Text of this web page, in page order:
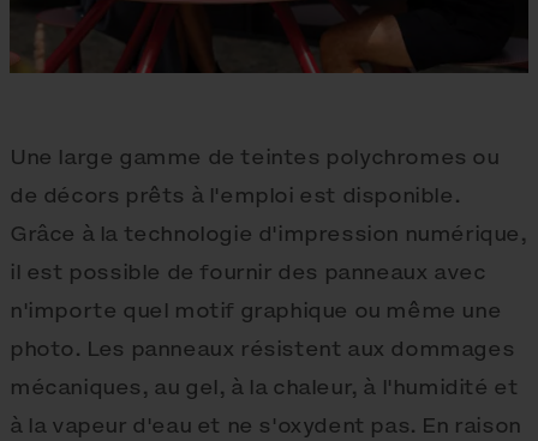
Une large gamme de teintes polychromes ou
de décors prêts à l'emploi est disponible.
Grâce à la technologie d'impression numérique,
il est possible de fournir des panneaux avec
n'importe quel motif graphique ou même une
photo. Les panneaux résistent aux dommages
mécaniques, au gel, à la chaleur, à l'humidité et
à la vapeur d'eau et ne s'oxydent pas. En raison